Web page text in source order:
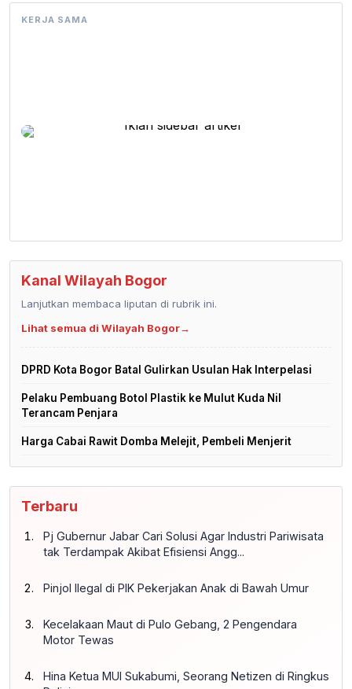
KERJA SAMA
Kanal Wilayah Bogor
Lanjutkan membaca liputan di rubrik ini.
Lihat semua di Wilayah Bogor→
DPRD Kota Bogor Batal Gulirkan Usulan Hak Interpelasi
Pelaku Pembuang Botol Plastik ke Mulut Kuda Nil
Terancam Penjara
Harga Cabai Rawit Domba Melejit, Pembeli Menjerit
Terbaru
Pj Gubernur Jabar Cari Solusi Agar Industri Pariwisata
tak Terdampak Akibat Efisiensi Angg...
Pinjol Ilegal di PIK Pekerjakan Anak di Bawah Umur
Kecelakaan Maut di Pulo Gebang, 2 Pengendara
Motor Tewas
Hina Ketua MUI Sukabumi, Seorang Netizen di Ringkus